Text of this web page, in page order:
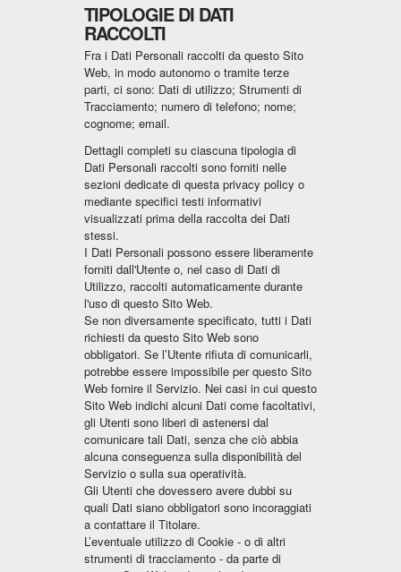
TIPOLOGIE DI DATI
RACCOLTI
Fra i Dati Personali raccolti da questo Sito
Web, in modo autonomo o tramite terze
parti, ci sono: Dati di utilizzo; Strumenti di
Tracciamento; numero di telefono; nome;
cognome; email.
Dettagli completi su ciascuna tipologia di
Dati Personali raccolti sono forniti nelle
sezioni dedicate di questa privacy policy o
mediante specifici testi informativi
visualizzati prima della raccolta dei Dati
stessi.
I Dati Personali possono essere liberamente
forniti dall'Utente o, nel caso di Dati di
Utilizzo, raccolti automaticamente durante
l'uso di questo Sito Web.
Se non diversamente specificato, tutti i Dati
richiesti da questo Sito Web sono
obbligatori. Se l’Utente rifiuta di comunicarli,
potrebbe essere impossibile per questo Sito
Web fornire il Servizio. Nei casi in cui questo
Sito Web indichi alcuni Dati come facoltativi,
gli Utenti sono liberi di astenersi dal
comunicare tali Dati, senza che ciò abbia
alcuna conseguenza sulla disponibilità del
Servizio o sulla sua operatività.
Gli Utenti che dovessero avere dubbi su
quali Dati siano obbligatori sono incoraggiati
a contattare il Titolare.
L’eventuale utilizzo di Cookie - o di altri
strumenti di tracciamento - da parte di